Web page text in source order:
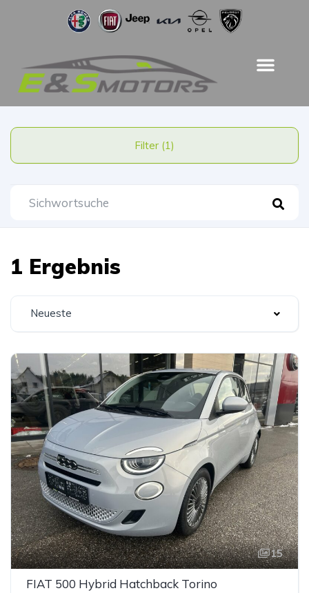
Filter (1)
1 Ergebnis
Neueste
15
FIAT 500 Hybrid Hatchback Torino